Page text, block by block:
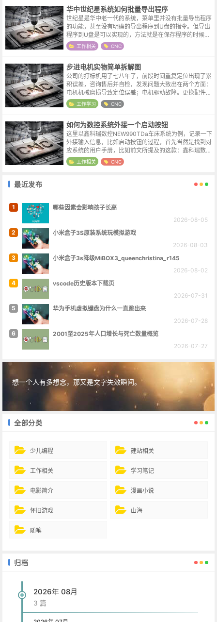
华中世纪星系统如何批量导出程序
世纪星是华中老一代的系统，菜单里并没有批量导出程序
的功能，甚至没有明确的导出程序到U盘的指令。但导出
程序到U盘是可以实现的，方法就是在保存程序的时候，
在程序之前加上盘符，比如程序名为 O001，我们保存文
件的时候修改如下：D:O001...
工作相关 CNC
步进电机实物简单拆解图
公司的打标机用了七八年了，前段时间重复定位出现了累
积误差，咨询售后并自检，发现问题大致出在两个方面：
电机机械磨损导致定位误差；电机驱动故障。更换配件后
故障得到解决，更换下来的电机则一直放在了手边。本来
就很好奇步进电机的内部结构，趁白天...
工作学习 CNC
如何为数控系统外接一个启动按钮
这里以鑫科瑞数控NEW990TDa车床系统为例，记录一下
外接输入信息，比如启动按钮的过程，首先当然是找到对
应系统的用户手册，比如前文所提及的这款：鑫科瑞数控
NEW990TDa车床系统用户手册在系统接口连接图里找到
了这个cn3接口，该接...
工作相关 CNC
最近发布
1
哪些因素会影响孩子长高
2026-08-05
2
小米盒子3S原装系统玩模拟游戏
2026-08-03
3
小米盒子3s降级MiBOX3_queenchristina_r145
2026-08-02
4
vscode历史版本下载页
2026-07-31
5
华为手机虚拟键盘为什么一直跳出来
2026-07-28
6
2001至2025年人口增长与死亡数量概览
2026-07-27
想一个人有多想念，那又是文字失效瞬间。
全部分类
少儿编程 建站相关
工作相关 学习笔记
电影简介 漫画小说
怀旧游戏 山海
随笔
归档
2026年 08月
3 篇